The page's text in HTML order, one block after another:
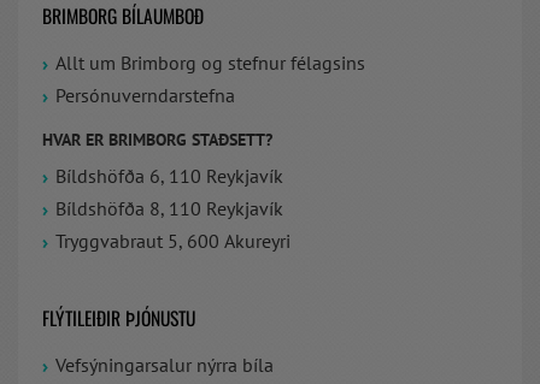
BRIMBORG BÍLAUMBOÐ
Allt um Brimborg og stefnur félagsins
Persónuverndarstefna
HVAR ER BRIMBORG STAÐSETT?
Bíldshöfða 6, 110 Reykjavík
Bíldshöfða 8, 110 Reykjavík
Tryggvabraut 5, 600 Akureyri
FLÝTILEIÐIR ÞJÓNUSTU
Vefsýningarsalur nýrra bíla